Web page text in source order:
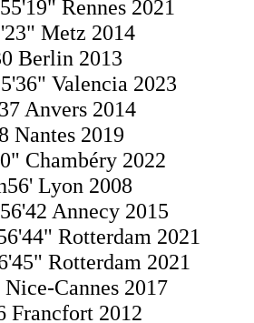
Rennes 2021
Metz 2014
Berlin 2013
Valencia 2023
Anvers 2014
Nantes 2019
Chambéry 2022
Lyon 2008
Annecy 2015
Rotterdam 2021
Rotterdam 2021
Cannes 2017
Francfort 2012